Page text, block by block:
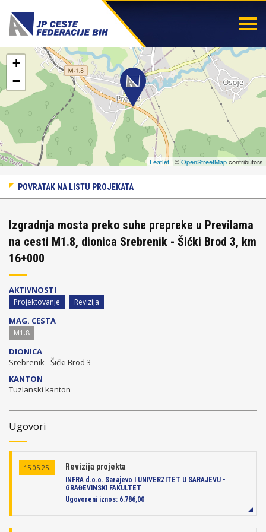
+
−
Leaflet | ©OpenStreetMapcontributors
POVRATAK NA LISTU PROJEKATA
Izgradnja mosta preko suhe prepreke u Previlama
na cesti M1.8, dionica Srebrenik - Šićki Brod 3, km
16+000
AKTIVNOSTI
Projektovanje Revizija
MAG. CESTA
M1.8
DIONICA
Srebrenik - Šićki Brod 3
KANTON
Tuzlanski kanton
Ugovori
15.05.25. Revizija projekta
INFRA d.o.o. Sarajevo I UNIVERZITET U SARAJEVU -
GRAĐEVINSKI FAKULTET
Ugovoreni iznos: 6.786,00